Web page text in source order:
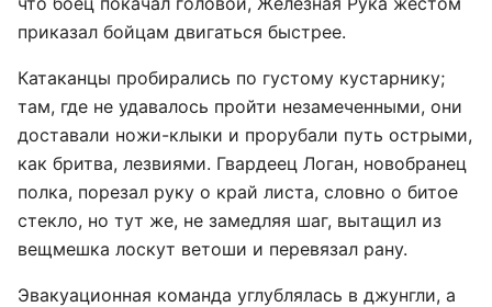
приказал бойцам двигаться быстрее.
Катаканцы пробирались по густому кустарнику;
там, где не удавалось пройти незамеченными, они
доставали ножи-клыки и прорубали путь острыми,
как бритва, лезвиями. Гвардеец Логан, новобранец
полка, порезал руку о край листа, словно о битое
стекло, но тут же, не замедляя шаг, вытащил из
вещмешка лоскут ветоши и перевязал рану.
Эвакуационная команда углублялась в джунгли, а